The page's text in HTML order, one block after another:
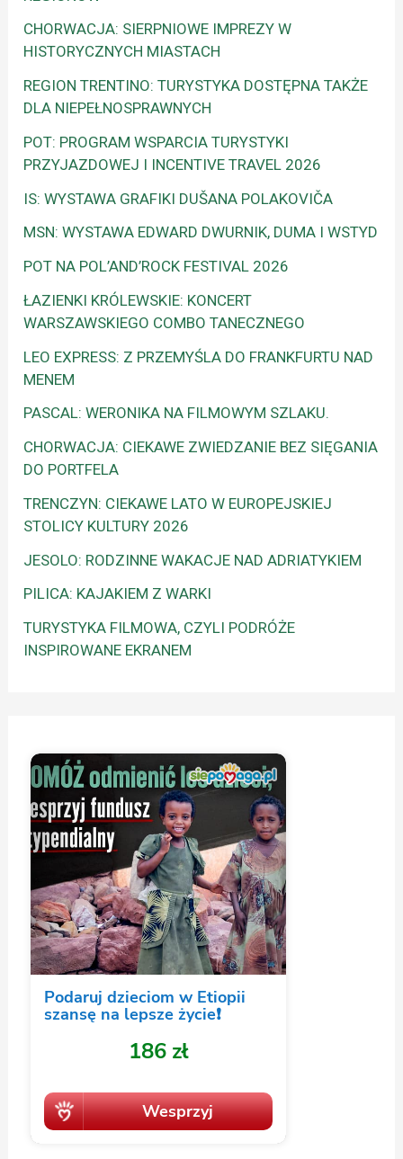
CHORWACJA: SIERPNIOWE IMPREZY W
HISTORYCZNYCH MIASTACH
REGION TRENTINO: TURYSTYKA DOSTĘPNA TAKŻE
DLA NIEPEŁNOSPRAWNYCH
POT: PROGRAM WSPARCIA TURYSTYKI
PRZYJAZDOWEJ I INCENTIVE TRAVEL 2026
IS: WYSTAWA GRAFIKI DUŠANA POLAKOVIČA
MSN: WYSTAWA EDWARD DWURNIK, DUMA I WSTYD
POT NA POL’AND’ROCK FESTIVAL 2026
ŁAZIENKI KRÓLEWSKIE: KONCERT
WARSZAWSKIEGO COMBO TANECZNEGO
LEO EXPRESS: Z PRZEMYŚLA DO FRANKFURTU NAD
MENEM
PASCAL: WERONIKA NA FILMOWYM SZLAKU.
CHORWACJA: CIEKAWE ZWIEDZANIE BEZ SIĘGANIA
DO PORTFELA
TRENCZYN: CIEKAWE LATO W EUROPEJSKIEJ
STOLICY KULTURY 2026
JESOLO: RODZINNE WAKACJE NAD ADRIATYKIEM
PILICA: KAJAKIEM Z WARKI
TURYSTYKA FILMOWA, CZYLI PODRÓŻE
INSPIROWANE EKRANEM